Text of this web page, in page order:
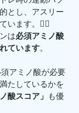
とし、アスリー
います。🙆‍♂️
は必須アミノ酸
ています。
たしているかを
酸スコア」 も優